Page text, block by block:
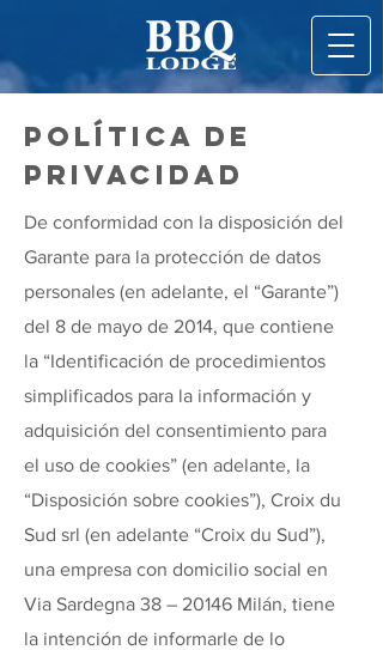
POLÍTICA DE
PRIVACIDAD
De conformidad con la disposición del
Garante para la protección de datos
personales (en adelante, el “Garante”)
del 8 de mayo de 2014, que contiene
la “Identificación de procedimientos
simplificados para la información y
adquisición del consentimiento para
el uso de cookies” (en adelante, la
“Disposición sobre cookies”), Croix du
Sud srl (en adelante “Croix du Sud”),
una empresa con domicilio social en
Via Sardegna 38 – 20146 Milán, tiene
la intención de informarle de lo